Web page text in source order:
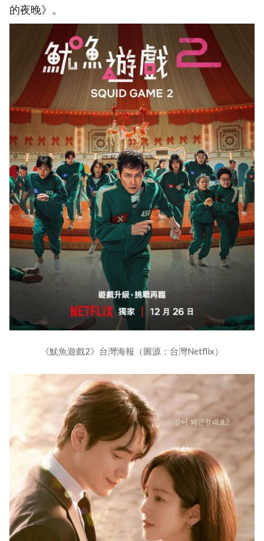
的夜晚》。
《魷魚遊戲2》台灣海報（圖源：台灣Netflix）